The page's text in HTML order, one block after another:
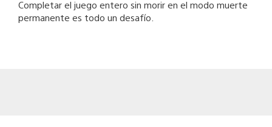
Completar el juego entero sin morir en el modo muerte
permanente es todo un desafío.